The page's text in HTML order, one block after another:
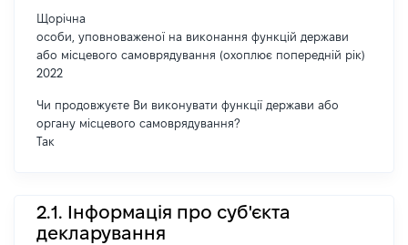
Щорічна
особи, уповноваженої на виконання функцій держави
або місцевого самоврядування (охоплює попередній рік)
2022
Чи продовжуєте Ви виконувати функції держави або
органу місцевого самоврядування?
Так
2.1. Інформація про суб'єкта
декларування